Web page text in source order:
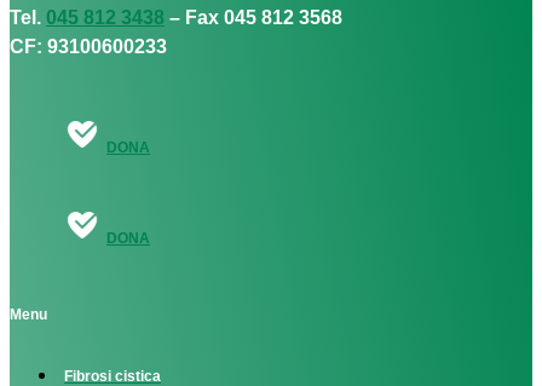
Tel. 045 812 3438 – Fax 045 812 3568
CF: 93100600233
DONA
DONA
Menu
Fibrosi cistica